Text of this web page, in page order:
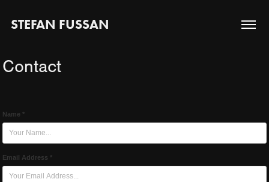
STEFAN FUSSAN
Contact
Name *
Email Address *